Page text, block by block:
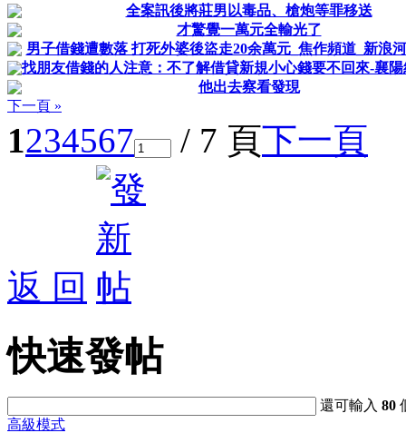
全案訊後將莊男以毒品、槍炮等罪移送
才驚覺一萬元全輸光了
男子借錢遭數落 打死外婆後盜走20余萬元_焦作頻道_新浪
找朋友借錢的人注意：不了解借貸新規小心錢要不回來-襄
他出去察看發現
下一頁 »
1234567 / 7 頁下一頁
返 回
快速發帖
還可輸入80
高級模式